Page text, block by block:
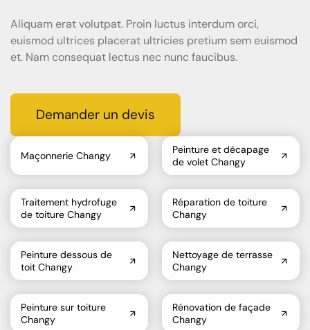
Aliquam erat volutpat. Proin luctus interdum orci,
euismod ultrices placerat ultricies pretium sem euismod
et. Nam consequat lectus nec nunc faucibus.
Demander un devis
Maçonnerie Changy
Peinture et décapage
de volet Changy
Traitement hydrofuge
de toiture Changy
Réparation de toiture
Changy
Peinture dessous de
toit Changy
Nettoyage de terrasse
Changy
Peinture sur toiture
Changy
Rénovation de façade
Changy